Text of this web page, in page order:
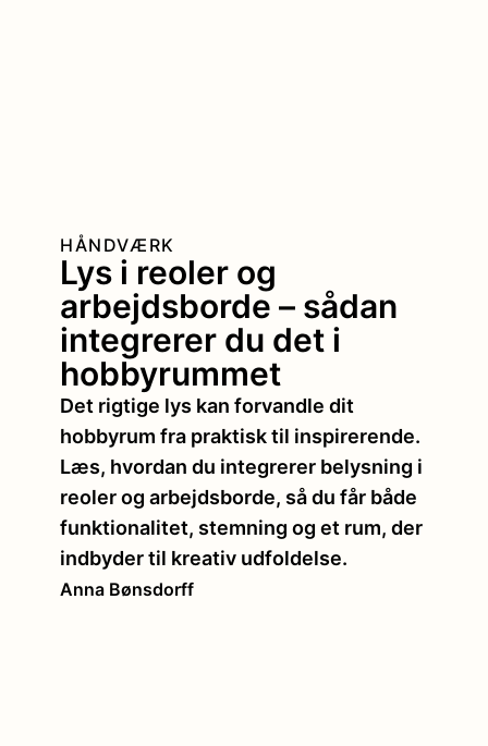
Lys i reoler og
arbejdsborde – sådan
integrerer du det i
hobbyrummet
HÅNDVÆRK
Det rigtige lys kan forvandle dit
hobbyrum fra praktisk til inspirerende.
Læs, hvordan du integrerer belysning i
reoler og arbejdsborde, så du får både
funktionalitet, stemning og et rum, der
indbyder til kreativ udfoldelse.
Anna Bønsdorff